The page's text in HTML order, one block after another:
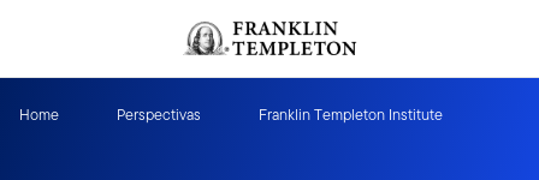
Home Perspectivas Franklin Templeton Institute